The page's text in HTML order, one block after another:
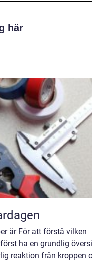
här
el i vardagen
är För att förstå vilken
ha en grundlig
reaktion från kroppen